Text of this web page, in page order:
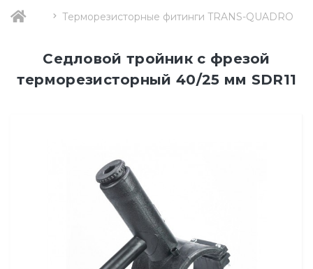
Терморезисторные фитинги TRANS-QUADRO
Седловой тройник с фрезой
терморезисторный 40/25 мм SDR11